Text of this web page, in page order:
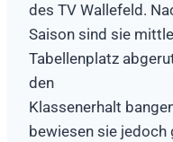
des TV Wallefeld.
Saison sind sie
Tabellenplatz
den
Klassenerhalt
bewiesen sie jedoch